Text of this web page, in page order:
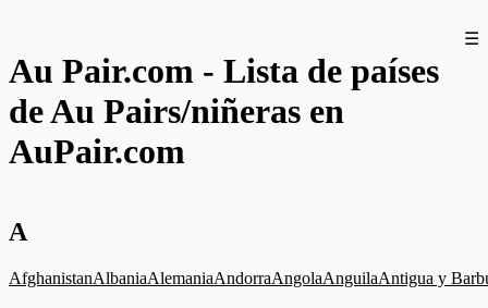
☰
Au Pair.com - Lista de países
de Au Pairs/niñeras en
AuPair.com
A
AfghanistanAlbaniaAlemaniaAndorraAngolaAnguilaAntigua y